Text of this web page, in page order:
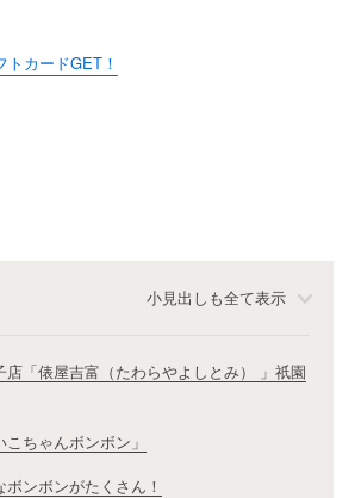
カードGET！
小見出しも全て表示
店「俵屋吉富（たわらやよしとみ） 」祇園
ちゃんボンボン」
ンボンがたくさん！